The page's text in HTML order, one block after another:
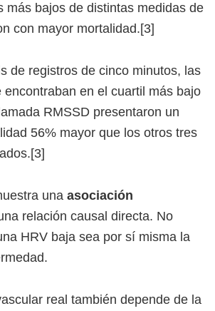
más bajos de distintas medidas de
con mayor mortalidad.[3]
de registros de cinco minutos, las
encontraban en el cuartil más bajo
RMSSD presentaron un
56% mayor que los otros tres
una asociación
relación causal directa. No
HRV baja sea por sí misma la
real también depende de la